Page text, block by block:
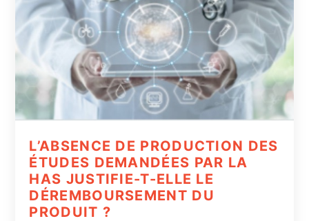
L’ABSENCE DE PRODUCTION DES
ÉTUDES DEMANDÉES PAR LA
HAS JUSTIFIE-T-ELLE LE
DÉREMBOURSEMENT DU
PRODUIT ?